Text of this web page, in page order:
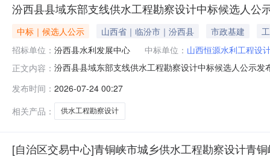
汾西县县域东部支线供水工程勘察设计中标候选人公
中标｜候选人公示 山西省｜临汾市｜汾西县 市政基建
招标单位： 汾西县水利发展中心 中标单位： 山西恒源水利工程设
正文内容： 汾西县县域东部支线供水工程勘察设计中标候选人公示
示如下：一、评标情况汾西县县域东部支线供水工程勘
设计有限公司（山西
发布时间： 2026-07-24 00:27
相关产品：
供水工程勘察设计
[自治区交易中心]青铜峡市城乡供水工程勘察设计青